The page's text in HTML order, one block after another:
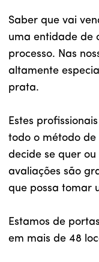
Saber que vai
uma entidade de
processo. Nas
altamente
prata.
Estes
todo o método de
decide se quer ou
avaliações são
que possa tomar
Estamos de
em mais de 48